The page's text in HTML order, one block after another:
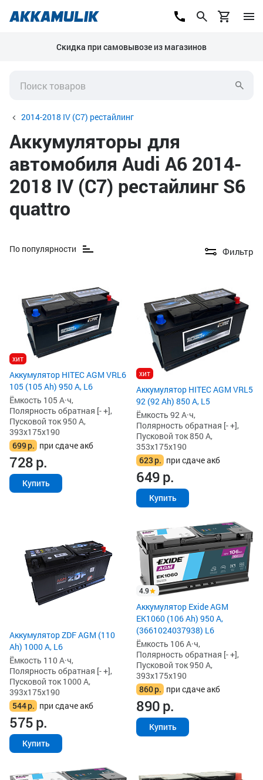
Скидка при самовывозе из магазинов
2014-2018 IV (C7) рестайлинг
Аккумуляторы для
автомобиля Audi A6 2014-
2018 IV (C7) рестайлинг S6
quattro
По популярности Фильтр
хит
Аккумулятор HITEC AGM VRL6
105 (105 Ah) 950 А, L6
Ёмкость 105 А·ч,
Полярность обратная [- +],
Пусковой ток 950 А,
393x175x190
699р. при сдаче акб
728р.
Купить
хит
Аккумулятор HITEC AGM VRL5
92 (92 Ah) 850 А, L5
Ёмкость 92 А·ч,
Полярность обратная [- +],
Пусковой ток 850 А,
353x175x190
623р. при сдаче акб
649р.
Купить
Аккумулятор ZDF AGM (110
Ah) 1000 А, L6
Ёмкость 110 А·ч,
Полярность обратная [- +],
Пусковой ток 1000 А,
393x175x190
544р. при сдаче акб
575р.
Купить
4.9
Аккумулятор Exide AGM
EK1060 (106 Ah) 950 А,
(3661024037938) L6
Ёмкость 106 А·ч,
Полярность обратная [- +],
Пусковой ток 950 А,
393x175x190
860р. при сдаче акб
890р.
Купить